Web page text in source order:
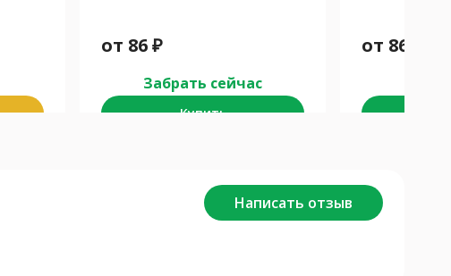
от 86₽
Забрать сейчас
Купить
от 86
Написать отзыв